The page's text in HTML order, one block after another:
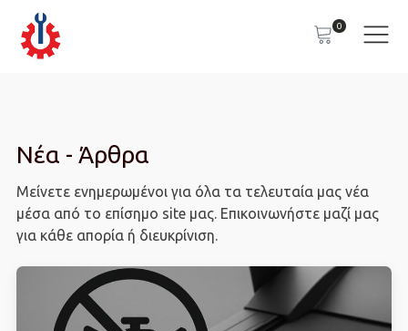
0
Νέα - Άρθρα
Μείνετε ενημερωμένοι για όλα τα τελευταία μας νέα
μέσα από το επίσημο site μας. Επικοινωνήστε μαζί μας
για κάθε απορία ή διευκρίνιση.